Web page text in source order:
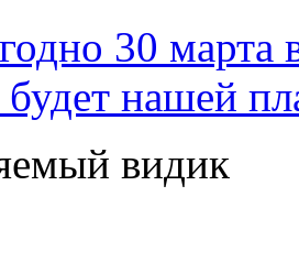
30 марта
нашей
видик